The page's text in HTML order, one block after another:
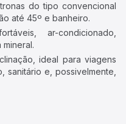
do tipo convencional
até 45º e banheiro.
ar-condicionado,
ideal para viagens
sanitário e, possivelmente,